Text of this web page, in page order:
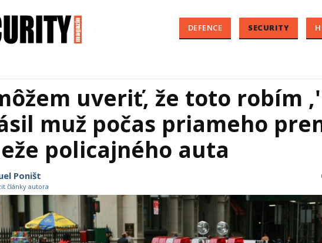
DEFENCE SECURITY
uveriť, že toto robím
muž počas priameho
policajného auta
Poništ
články autora